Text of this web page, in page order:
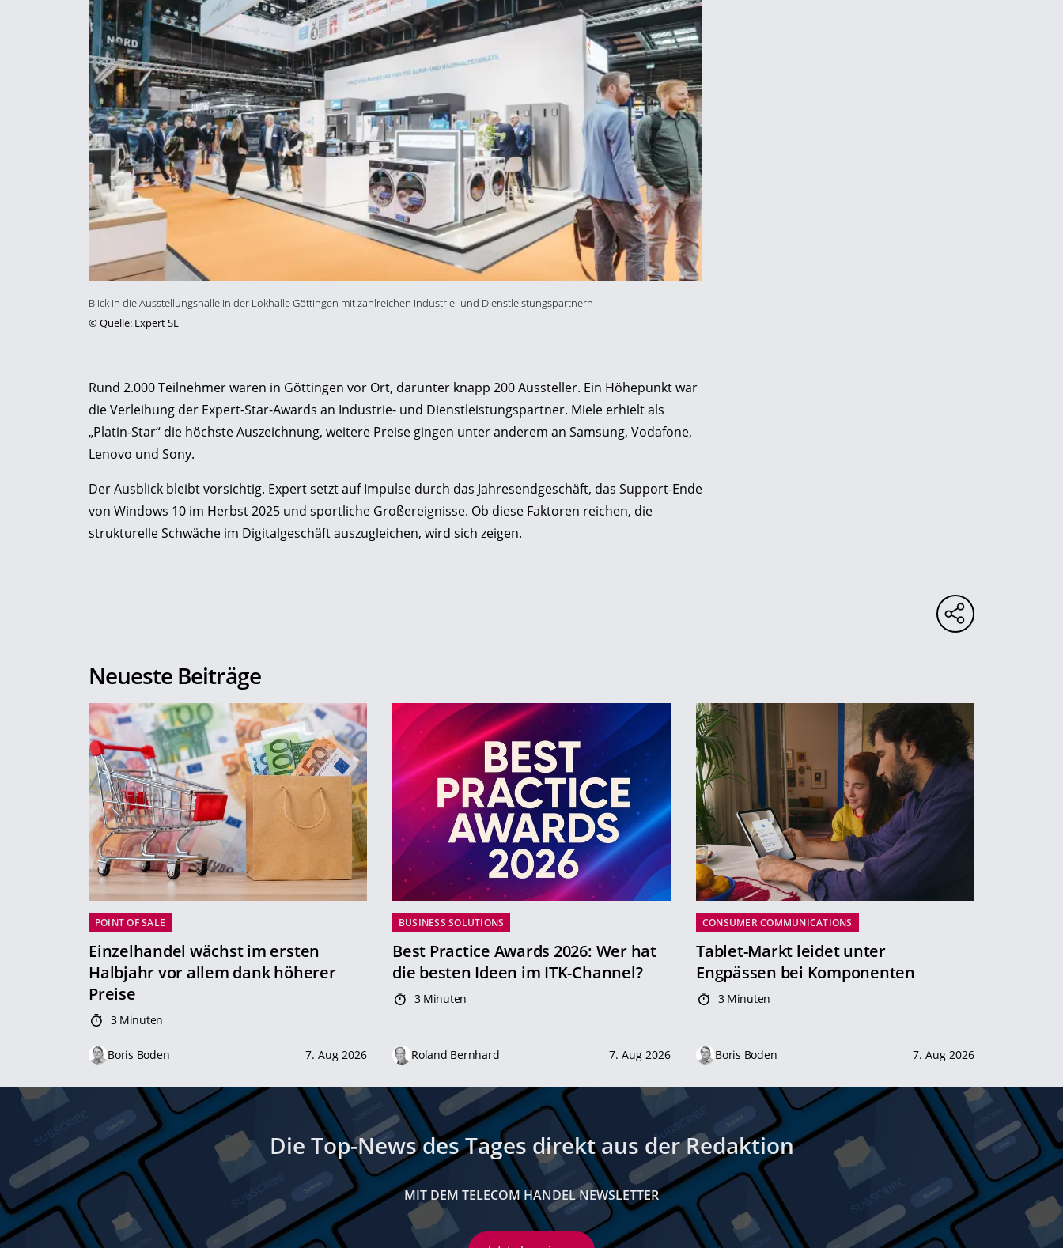
Blick in die Ausstellungshalle in der Lokhalle Göttingen mit zahlreichen Industrie- und Dienstleistungspartnern
©Quelle: Expert SE
Rund 2.000 Teilnehmer waren in Göttingen vor Ort, darunter knapp 200 Aussteller. Ein Höhepunkt war
die Verleihung der Expert-Star-Awards an Industrie- und Dienstleistungspartner. Miele erhielt als
„Platin-Star“ die höchste Auszeichnung, weitere Preise gingen unter anderem an Samsung, Vodafone,
Lenovo und Sony.
Der Ausblick bleibt vorsichtig. Expert setzt auf Impulse durch das Jahresendgeschäft, das Support-Ende
von Windows 10 im Herbst 2025 und sportliche Großereignisse. Ob diese Faktoren reichen, die
strukturelle Schwäche im Digitalgeschäft auszugleichen, wird sich zeigen.
Neueste Beiträge
POINT OF SALE
Einzelhandel wächst im ersten
Halbjahr vor allem dank höherer
Preise
3 Minuten
Boris Boden 7. Aug 2026
BUSINESS SOLUTIONS
Best Practice Awards 2026: Wer hat
die besten Ideen im ITK-Channel?
3 Minuten
Roland Bernhard 7. Aug 2026
CONSUMER COMMUNICATIONS
Tablet-Markt leidet unter
Engpässen bei Komponenten
3 Minuten
Boris Boden 7. Aug 2026
Die Top-News des Tages direkt aus der Redaktion
MIT DEM TELECOM HANDEL NEWSLETTER